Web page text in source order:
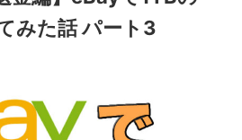
みた話 パート3